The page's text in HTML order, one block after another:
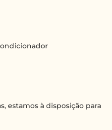
estamos à disposição para